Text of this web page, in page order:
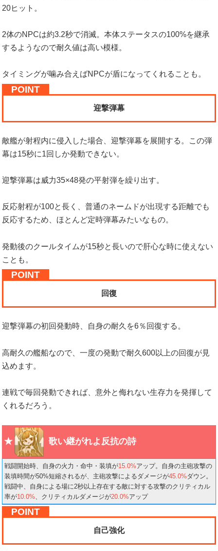
20ヒット。
2体のNPCは約3.2秒で消滅。本体ステータスの100%を継承
するようなので耐久値は高い模様。
タイミングが噛み合えばNPCが盾になってくれることも。
迎撃弾幕
敵艦が射程内に侵入した場合、迎撃弾幕を展開する。この弾
幕は15秒に1回しか発動できない。
迎撃弾幕は威力35×48発の平射弾を繰り出す。
反応射程が100と長く、普通のネームドが出現する距離でも
反応するため、ほとんど定時弾幕みたいなもの。
発動後のクールタイムが15秒と長いので肝心な時に使えない
ことも。
回復
迎撃弾幕の初回発動時、自身の耐久を6％回復する。
高耐久の艦船なので、一度の発動で耐久600以上の回復が見
込めます。
連戦で毎回発動できれば、意外と侮れない生存力を発揮して
くれるだろう。
歌い継がれよ反抗の詩
戦闘開始時、自身の火力・命中・装填が15.0%アップ。自身の主砲攻撃の
装填時間が50%短縮されるが、主砲攻撃によるダメージが45.0%ダウン。
戦闘中、自身による場に2秒以上存在する敵に対する攻撃のクリティカル
率が10.0% 、クリティカルダメージが20.0%アップ
自己強化